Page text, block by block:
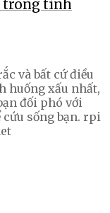
trong tình
và bất cứ điều
huống xấu nhất,
đối phó với
sống bạn. rpi